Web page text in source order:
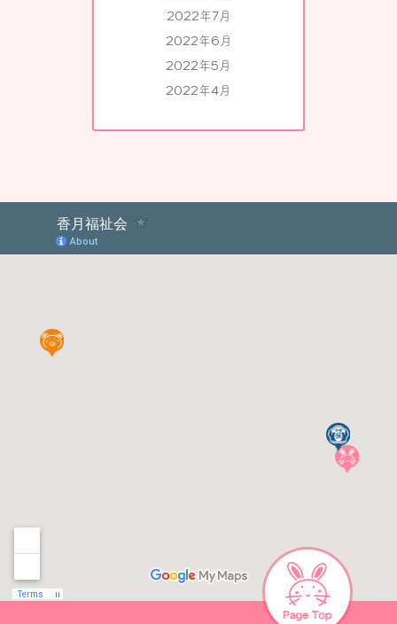
2022年7月
2022年6月
2022年5月
2022年4月